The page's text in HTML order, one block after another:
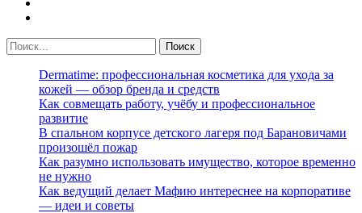
Dermatime: профессиональная косметика для ухода за
кожей — обзор бренда и средств
Как совмещать работу, учёбу и профессиональное
развитие
В спальном корпусе детского лагеря под Барановичами
произошёл пожар
Как разумно использовать имущество, которое временно
не нужно
Как ведущий делает Мафию интереснее на корпоративе
— идеи и советы